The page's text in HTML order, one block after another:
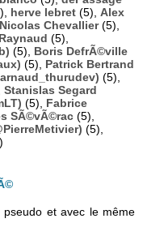
herve lebret (5), Alex
Nicolas Chevallier(5),
(5),
(5), Boris DefrÃ©ville
(5), Patrick Bertrand
(5),
Stanislas Segard
(5), Fabrice
SÃ©vÃ©rac (5),
(5),
et avec le même